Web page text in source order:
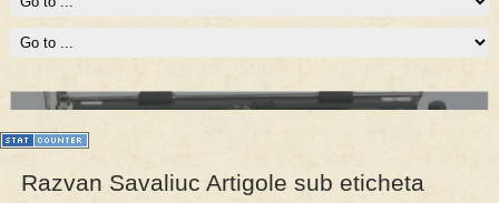
Prima mea carte publicata (Nemira)
Averea Presedintelui: prima lucrare despre controversatele
conturi secrete ale Securitatii.
Razvan Savaliuc Artigole sub eticheta